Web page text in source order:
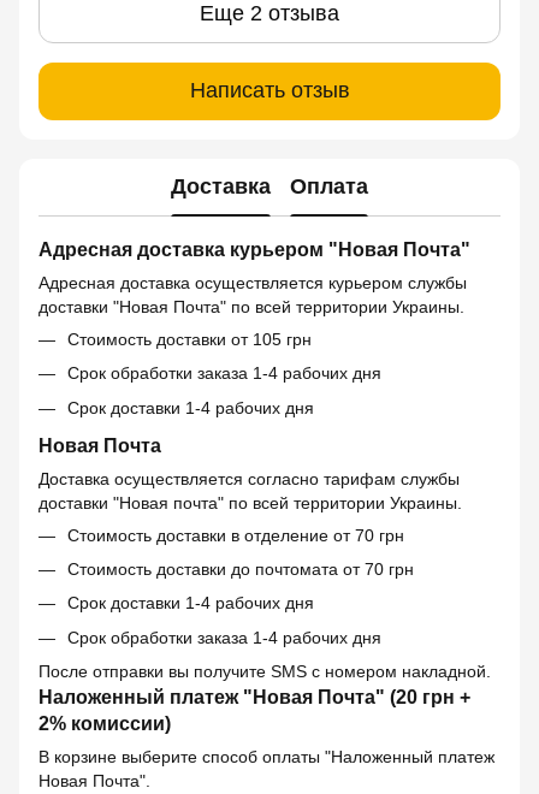
Еще 2 отзыва
Написать отзыв
Доставка Оплата
Адресная доставка курьером "Новая Почта"
Адресная доставка осуществляется курьером службы
доставки "Новая Почта" по всей территории Украины.
Стоимость доставки от 105 грн
Срок обработки заказа 1-4 рабочих дня
Срок доставки 1-4 рабочих дня
Новая Почта
Доставка осуществляется согласно тарифам службы
доставки "Новая почта" по всей территории Украины.
Стоимость доставки в отделение от 70 грн
Стоимость доставки до почтомата от 70 грн
Срок доставки 1-4 рабочих дня
Срок обработки заказа 1-4 рабочих дня
После отправки вы получите SMS с номером накладной.
Наложенный платеж "Новая Почта" (20 грн +
2% комиссии)
В корзине выберите способ оплаты "Наложенный платеж
Новая Почта".